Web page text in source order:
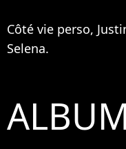
Côté vie perso,
Selena.